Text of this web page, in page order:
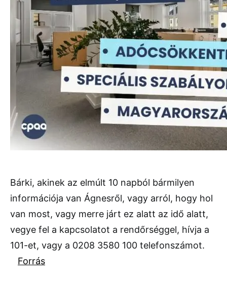
Bárki, akinek az elmúlt 10 napból bármilyen
információja van Ágnesről, vagy arról, hogy hol
van most, vagy merre járt ez alatt az idő alatt,
vegye fel a kapcsolatot a rendőrséggel, hívja a
101-et, vagy a 0208 3580 100 telefonszámot.
Forrás